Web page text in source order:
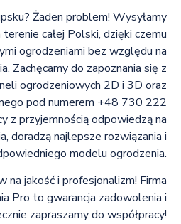
Żaden problem! Wysyłamy
całej Polski, dzięki czemu
ogrodzeniami bez względu na
Zachęcamy do zapoznania się z
ogrodzeniowych 2D i 3D oraz
pod numerem +48 730 222
z przyjemnością odpowiedzą na
doradzą najlepsze rozwiązania i
modelu ogrodzenia.
na jakość i profesjonalizm! Firma
Pro to gwarancja zadowolenia i
zapraszamy do współpracy!